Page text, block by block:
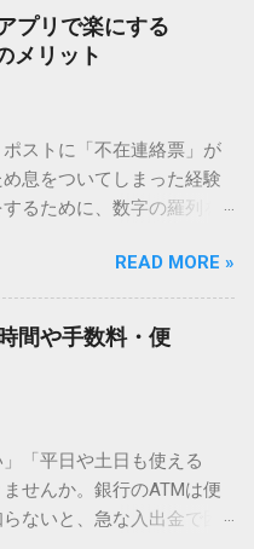
らないことも少なくあり
を使わずに、特定のコー
字、特殊記号を呼び出す
詳しく解説します。 この
しても旧字・外字が出て
変換で出てこない漢字が
ソコンが文字を認識する
って「第1水準」「第2水
。しかし、人名や地名に
、特定の組織だけで作ら
リストに含まれていない
住所」のような番号が割
い文字でも、この住所
に呼び出すことができる
コードで漢字を出す「16
プリで楽にする
メリット
ストに「不在連絡票」が
息をついてしまった経験
るために、数字の羅列を
こともあるかもしれませ
タイミングで受け取りた
マホ一つで完結させた
、佐川急便の会員制サー
公式アプリの連携です。
ストレスは驚くほど軽く
メリットを徹底解説しま
る「スマートクラブ」と
川急便の個人向け無料会
READ MORE »
間や手数料・便
「平日や土日も使える
せんか。銀行のATMは便
ないと、急な入出金で困